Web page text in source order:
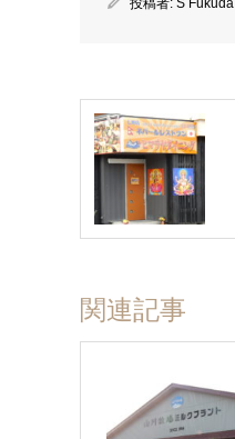
投稿者: S Fukuda
関連記事